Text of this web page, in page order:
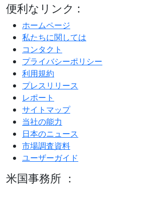
便利なリンク :
ホームページ
私たちに関しては
コンタクト
プライバシーポリシー
利用規約
プレスリリース
レポート
サイトマップ
当社の能力
日本のニュース
市場調査資料
ユーザーガイド
米国事務所 ：